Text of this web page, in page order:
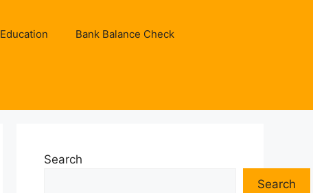
Education Bank Balance Check
Search
Search